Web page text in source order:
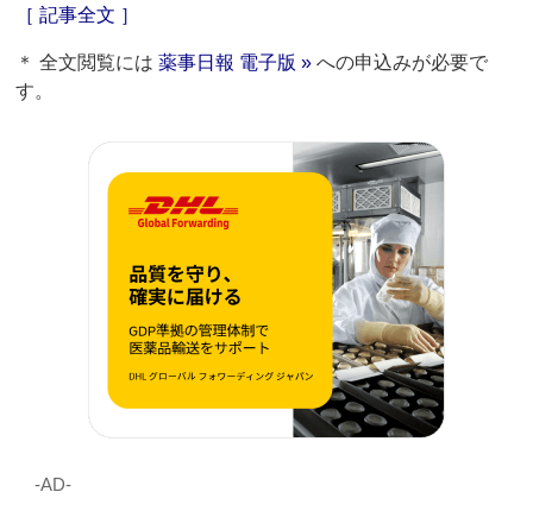
［ 記事全文 ］
＊ 全文閲覧には薬事日報 電子版 » への申込みが必要で
す。
‐AD‐